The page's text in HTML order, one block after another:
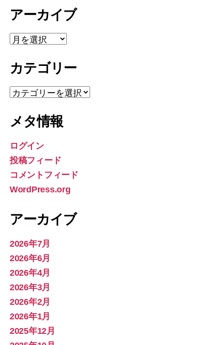
アーカイブ
ア
ー
イ
カテゴリー
カ
テ
リ
メタ情報
ログイン
投稿フィード
コメントフィード
WordPress.org
アーカイブ
2026年7月
2026年6月
2026年4月
2026年3月
2026年2月
2026年1月
2025年12月